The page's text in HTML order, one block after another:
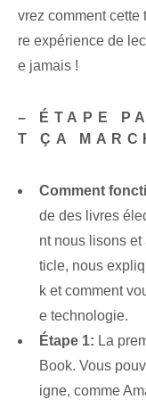
vrez comment
re expérience de
e jamais !
– ÉTAPE
T ÇA
Comment
de des livres
nt nous lisons et
ticle, nous
k et comment
e technologie.
Étape 1: La
Book. Vous
igne, comme